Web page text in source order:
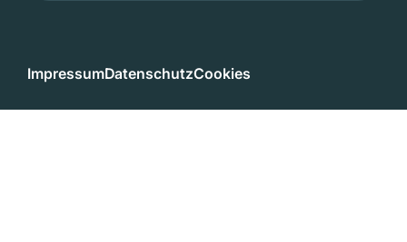
ImpressumDatenschutzCookies